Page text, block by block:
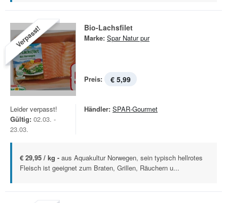
Verpasst! Bio-Lachsfilet
Marke: Spar Natur pur
Preis: € 5,99
Leider verpasst!
Gültig: 02.03. -
23.03.
Händler: SPAR-Gourmet
€ 29,95 / kg - aus Aquakultur Norwegen, sein typisch hellrotes
Fleisch ist geeignet zum Braten, Grillen, Räuchern u...